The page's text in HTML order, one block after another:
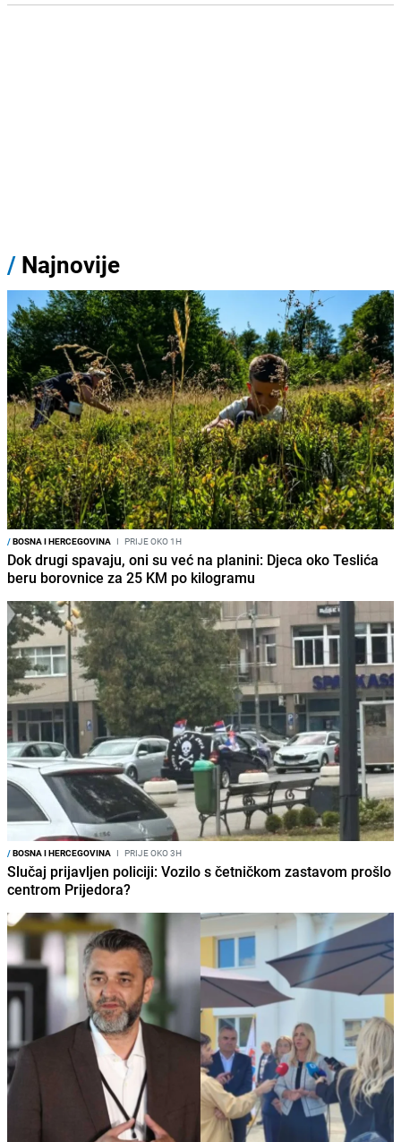
/ Najnovije
/BOSNA I HERCEGOVINA I PRIJE OKO 1H
Dok drugi spavaju, oni su već na planini: Djeca oko Teslića
beru borovnice za 25 KM po kilogramu
/BOSNA I HERCEGOVINA I PRIJE OKO 3H
Slučaj prijavljen policiji: Vozilo s četničkom zastavom prošlo
centrom Prijedora?